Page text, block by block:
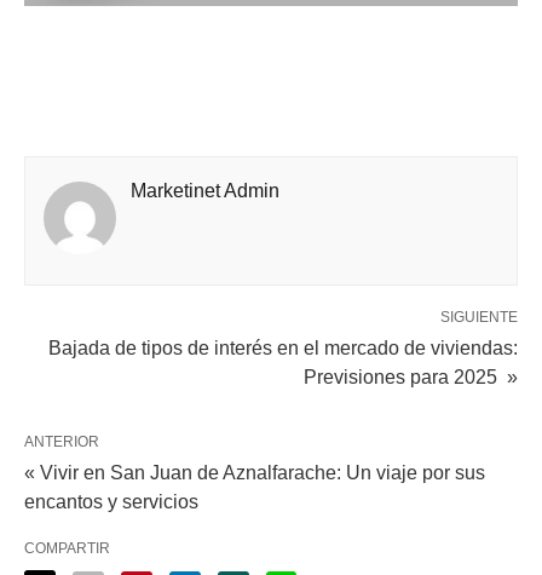
Marketinet Admin
SIGUIENTE
Bajada de tipos de interés en el mercado de viviendas:
Previsiones para 2025 »
ANTERIOR
« Vivir en San Juan de Aznalfarache: Un viaje por sus
encantos y servicios
COMPARTIR